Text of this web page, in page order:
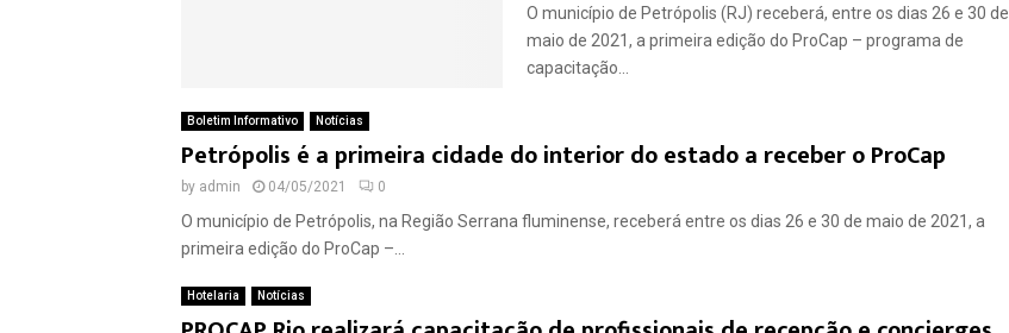
O município de Petrópolis (RJ) receberá, entre os dias 26 e 30 de
maio de 2021, a primeira edição do ProCap – programa de
capacitação...
Boletim Informativo Notícias
Petrópolis é a primeira cidade do interior do estado a receber o ProCap
by admin 04/05/2021 0
O município de Petrópolis, na Região Serrana fluminense, receberá entre os dias 26 e 30 de maio de 2021, a
primeira edição do ProCap –...
Hotelaria Notícias